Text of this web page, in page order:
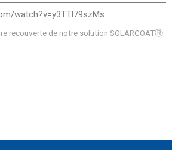
watch?v=y3TTl79szMs
recouverte de notre solution SOLARCOATⓇ